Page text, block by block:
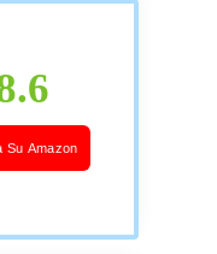
Su Amazon